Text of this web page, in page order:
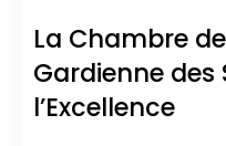
La Chambre
Gardienne des
l’Excellence